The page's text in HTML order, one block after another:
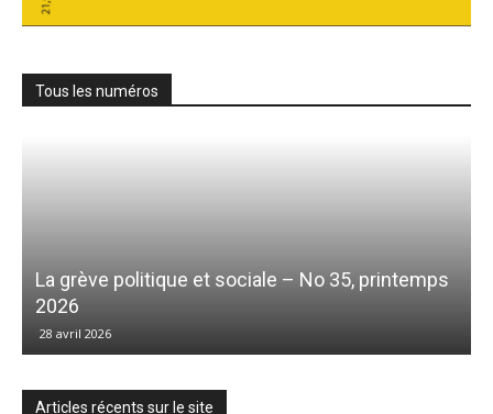
Tous les numéros
La grève politique et sociale – No 35, printemps
2026
28 avril 2026
Articles récents sur le site